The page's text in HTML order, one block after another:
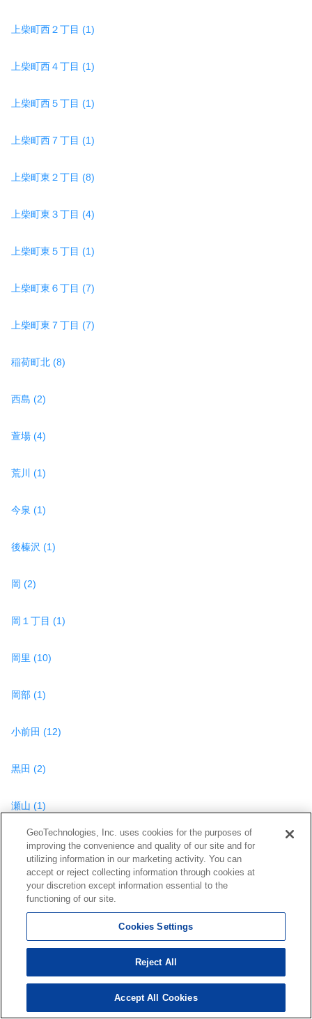
上柴町西２丁目 (1)
上柴町西４丁目 (1)
上柴町西５丁目 (1)
上柴町西７丁目 (1)
上柴町東２丁目 (8)
上柴町東３丁目 (4)
上柴町東５丁目 (1)
上柴町東６丁目 (7)
上柴町東７丁目 (7)
稲荷町北 (8)
西島 (2)
萱場 (4)
荒川 (1)
今泉 (1)
後榛沢 (1)
岡 (2)
岡１丁目 (1)
岡里 (10)
岡部 (1)
小前田 (12)
黒田 (2)
瀬山 (1)
田中 (20)
長在家 (1)
永田 (1)
畠山 (1)
検索結果を見る
GeoTechnologies, Inc. uses cookies for the purposes of
improving the convenience and quality of our site and for
utilizing information in our marketing activity. You can
accept or reject collecting information through cookies at
your discretion except information essential to the
functioning of our site.
Cookies Settings
Reject All
Accept All Cookies